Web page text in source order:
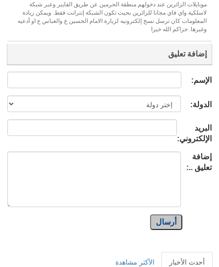
موبايلات الزائرين عند دخولهم منطقة الحرمين عن طريق الفايبر وعبر شبكة
لاسلكية واي فاي مجانا للزائرين بحيث تكون الشبكة إنترانت فقط. ويمكن زيادة
المعلومات كان ترسل نسخ إلكترونيه لزيارة الامام الحسين ع والعباس ع او أدعيه
وغيرها. جزاكم الله خيرا
إضافة تعليق
الإسم:
الدولة:
البريد
الإلكتروني:
إضافة
تعليق ..:
أرسال
أحدث الأخبار الأكثر مشاهدة